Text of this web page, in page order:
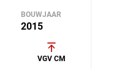
BOUWJAAR
2015
VGV CM